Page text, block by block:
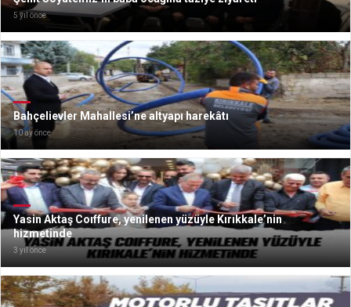
5 yıl önce
Bahçelievler Mahallesi’ne altyapı harekâtı
10 ay önce
Yasin Aktaş Coıffure, yenilenen yüzüyle Kırıkkale’nin
hizmetinde
3 yıl önce